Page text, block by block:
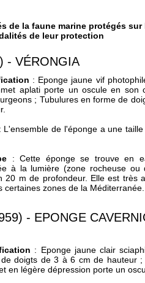
de la faune marine protégés sur
de leur protection
- VÉRONGIA
: Eponge jaune vif
aplati porte un oscule en son
; Tubulures en forme de
: L'ensemble de l'éponge a une
: Cette éponge se trouve en
à la lumière (zone rocheuse ou
20 m de profondeur. Elle est très
certaines zones de la Méditerranée.
- EPONGE
: Eponge jaune clair
doigts de 3 à 6 cm de hauteur ;
en légère dépression porte un